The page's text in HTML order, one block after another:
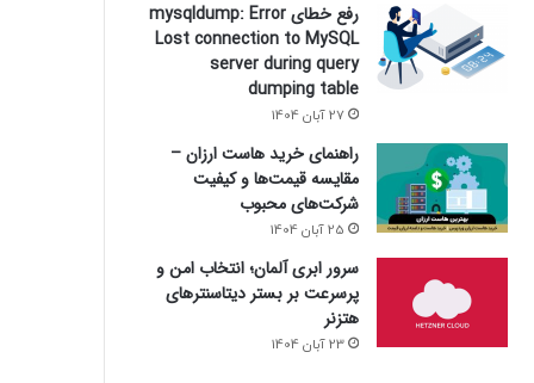
رفع خطای mysqldump: Error
Lost connection to MySQL
server during query
dumping table
27 آبان 1404
راهنمای خرید هاست ارزان –
مقایسه قیمت‌ها و کیفیت
شرکت‌های محبوب
25 آبان 1404
سرور ابری آلمان؛ انتخاب امن و
پرسرعت بر بستر دیتاسنترهای
هتزنر
23 آبان 1404